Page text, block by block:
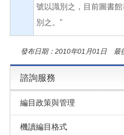
號以識別之，目前圖書
別之。"
發布日期：2010年01月01日 最
諮詢服務
編目政策與管理
機讀編目格式